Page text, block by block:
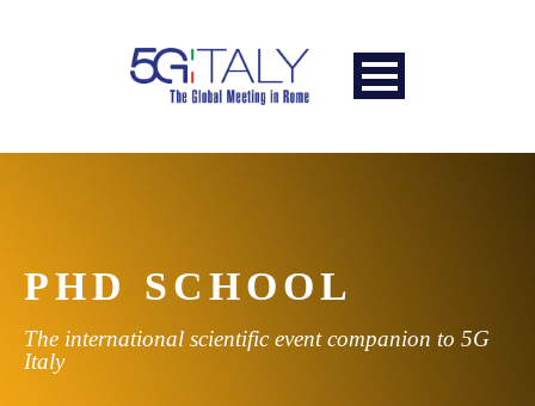
PHD SCHOOL
The international scientific event companion to 5G
Italy